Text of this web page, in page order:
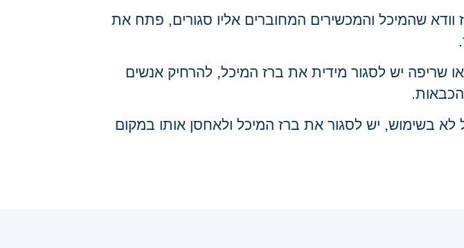
וודא שהמיכל והמכשירים המחוברים אליו סגורים, פתח את
שריפה יש לסגור מידית את ברז המיכל, להרחיק אנשים
לא בשימוש, יש לסגור את ברז המיכל ולאחסן אותו במקום